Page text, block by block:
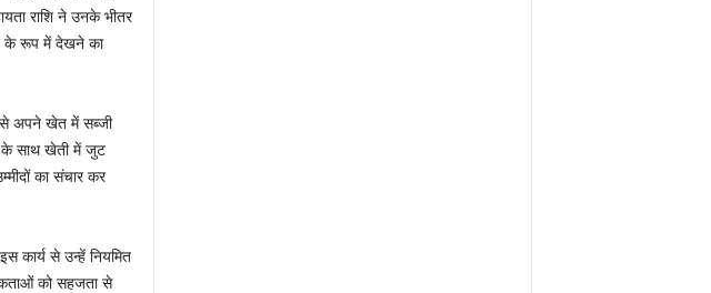
राशि ने उनके भीतर
के रूप में देखने का
से अपने खेत में सब्जी
के साथ खेती में जुट
का संचार कर
कार्य से उन्हें नियमित
को सहजता से